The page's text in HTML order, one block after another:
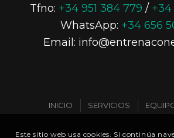
Tfno: +34 951 384 779 / +34
WhatsApp: +34 656
Email:
INICIO SERVICIOS
CONTACTO
Este sitio web usa cookies. Si continúa